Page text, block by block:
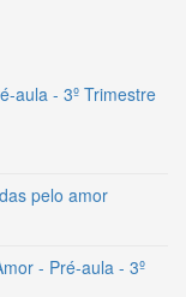
aula - 3º Trimestre
pelo amor
- Pré-aula - 3º